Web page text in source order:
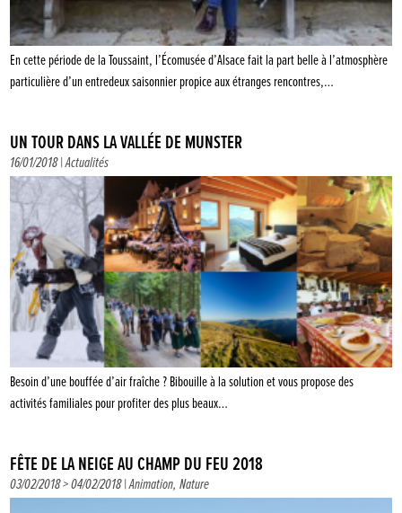
En cette période de la Toussaint, l’Écomusée d’Alsace fait la part belle à l’atmosphère
particulière d’un entredeux saisonnier propice aux étranges rencontres,…
UN TOUR DANS LA VALLÉE DE MUNSTER
16/01/2018 |Actualités
Besoin d’une bouffée d’air fraîche ? Bibouille à la solution et vous propose des
activités familiales pour profiter des plus beaux…
FÊTE DE LA NEIGE AU CHAMP DU FEU 2018
03/02/2018 > 04/02/2018 |Animation,Nature